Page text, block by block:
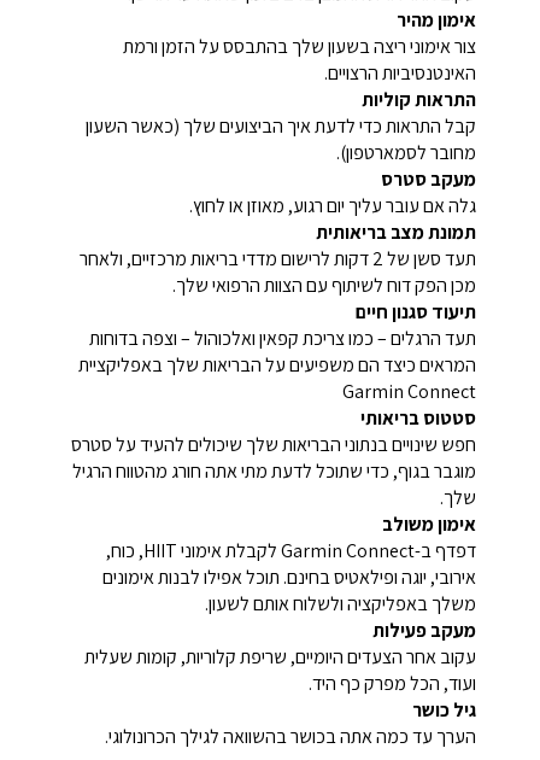
אימון מהיר
צור אימוני ריצה בשעון שלך בהתבסס על הזמן ורמת
האינטנסיביות הרצויים.
התראות קוליות
קבל התראות כדי לדעת איך הביצועים שלך (כאשר השעון
מחובר לסמארטפון).
מעקב סטרס
גלה אם עובר עליך יום רגוע, מאוזן או לחוץ.
תמונת מצב בריאותית
תעד סשן של 2 דקות לרישום מדדי בריאות מרכזיים, ולאחר
מכן הפק דוח לשיתוף עם הצוות הרפואי שלך.
תיעוד סגנון חיים
תעד הרגלים – כמו צריכת קפאין ואלכוהול – וצפה בדוחות
המראים כיצד הם משפיעים על הבריאות שלך באפליקציית
Garmin Connect
סטטוס בריאותי
חפש שינויים בנתוני הבריאות שלך שיכולים להעיד על סטרס
מוגבר בגוף, כדי שתוכל לדעת מתי אתה חורג מהטווח הרגיל
שלך.
אימון משולב
דפדף ב-Garmin Connect לקבלת אימוני HIIT, כוח,
אירובי, יוגה ופילאטיס בחינם. תוכל אפילו לבנות אימונים
משלך באפליקציה ולשלוח אותם לשעון.
מעקב פעילות
עקוב אחר הצעדים היומיים, שריפת קלוריות, קומות שעלית
ועוד, הכל מפרק כף היד.
גיל כושר
הערך עד כמה אתה בכושר בהשוואה לגילך הכרונולוגי.